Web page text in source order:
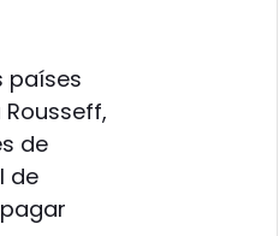
países
Rousseff,
de
de